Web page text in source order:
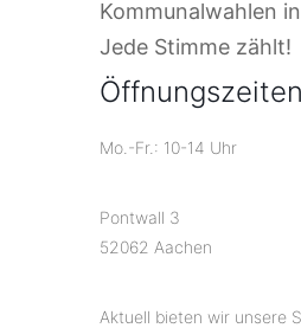
Kommunalwahlen
Jede Stimme zählt!
Öffnungszeiten
Mo.-Fr.: 10-14 Uhr
Pontwall 3
52062 Aachen
Aktuell bieten wir unsere